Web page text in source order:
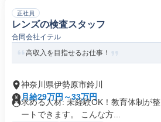
正社員
レンズの検査スタッフ
合同会社イテル
高収入を目指せるお仕事！
神奈川県伊勢原市鈴川
月給29万円～33万円
求める人材: 未経験OK！教育体制が
ートできます。 こんな方...